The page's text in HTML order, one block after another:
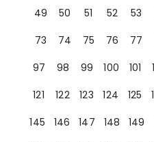
49
50 51 52 53
73
74 75 76 77
97
98 99 100 101
121
122 123 124 125
145
146 147 148 149